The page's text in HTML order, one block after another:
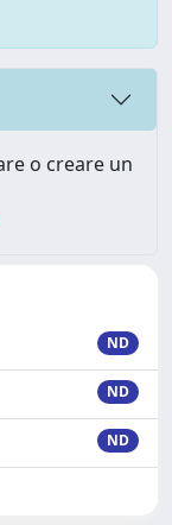
o creare un
ND
ND
ND